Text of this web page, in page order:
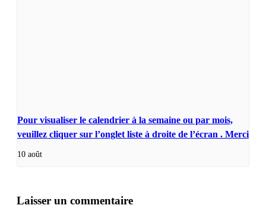
Pour visualiser le calendrier à la semaine ou par mois,
veuillez cliquer sur l’onglet liste à droite de l’écran . Merci
10 août
Laisser un commentaire